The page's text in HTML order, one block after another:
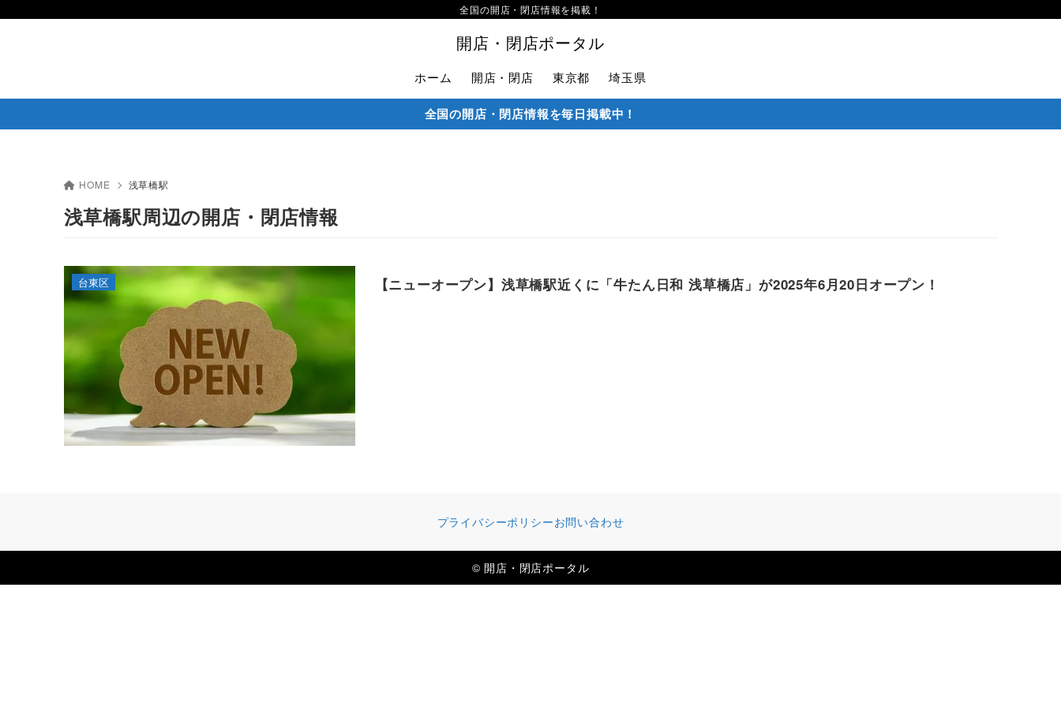
開店・閉店ポータル
全国の開店・閉店情報を掲載！
ホーム 開店・閉店 東京都 埼玉県
全国の開店・閉店情報を毎日掲載中！
HOME 浅草橋駅
浅草橋駅周辺の開店・閉店情報
【ニューオープン】浅草橋駅近くに「牛たん日和 浅草橋店」が2025年6月20日オープン！
台東区
プライバシーポリシーお問い合わせ
© 開店・閉店ポータル